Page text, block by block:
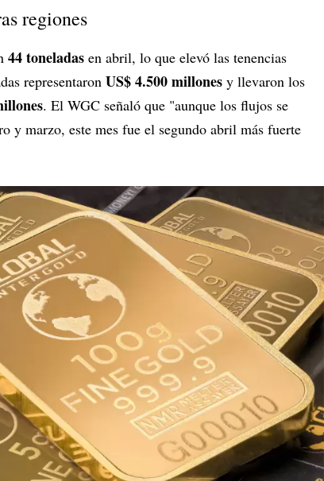
regiones
44 toneladas en abril, lo que elevó las tenencias
representaron US$ 4.500 millones y llevaron los
. El WGC señaló que "aunque los flujos se
y marzo, este mes fue el segundo abril más fuerte